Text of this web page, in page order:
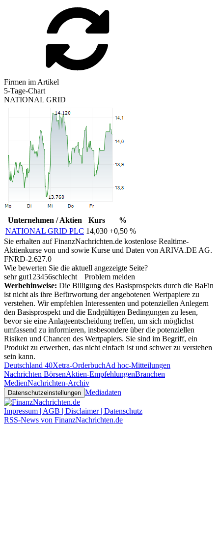
Firmen im Artikel
5-Tage-Chart
NATIONAL GRID
Unternehmen / Aktien Kurs
%
NATIONAL GRID PLC 14,030 +0,50 %
Sie erhalten auf FinanzNachrichten.de kostenlose Realtime-
Aktienkurse von und sowie Kurse und Daten von ARIVA.DE AG.
FNRD-2.627.0
Wie bewerten Sie die aktuell angezeigte Seite?
sehr gut1 23456schlecht
Problem melden
Werbehinweise: Die Billigung des Basisprospekts durch die BaFin
ist nicht als ihre Befürwortung der angebotenen Wertpapiere zu
verstehen. Wir empfehlen Interessenten und potenziellen Anlegern
den Basisprospekt und die Endgültigen Bedingungen zu lesen,
bevor sie eine Anlageentscheidung treffen, um sich möglichst
umfassend zu informieren, insbesondere über die potenziellen
Risiken und Chancen des Wertpapiers. Sie sind im Begriff, ein
Produkt zu erwerben, das nicht einfach ist und schwer zu verstehen
sein kann.
Deutschland 40Xetra-OrderbuchAd hoc-Mitteilungen
Nachrichten BörsenAktien-EmpfehlungenBranchen
MedienNachrichten-Archiv
Datenschutzeinstellungen Mediadaten
Impressum | AGB | Disclaimer | Datenschutz
RSS-News von FinanzNachrichten.de